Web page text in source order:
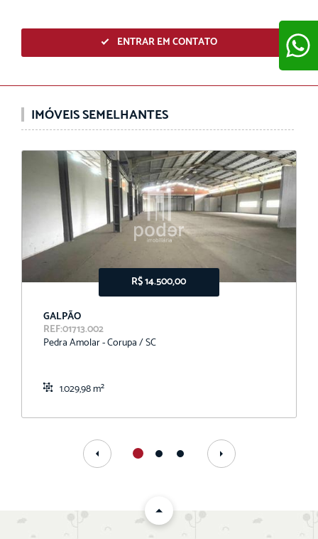
ENTRAR EM CONTATO
IMÓVEIS SEMELHANTES
R$ 14.500,00
GALPÃO
REF:01713.002
Pedra Amolar - Corupa / SC
1.029,98 m²
ENVIAR